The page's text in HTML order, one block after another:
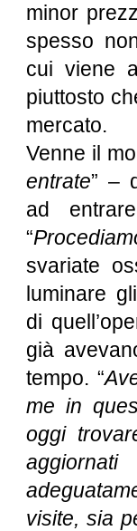
minor
spesso
cui viene
piuttosto
mercato.
Venne il
entrate” –
ad
“
svariate
luminare
di
già
tempo. “
me in
oggi
visite, sia